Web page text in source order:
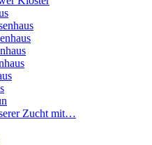
Zucht mit…